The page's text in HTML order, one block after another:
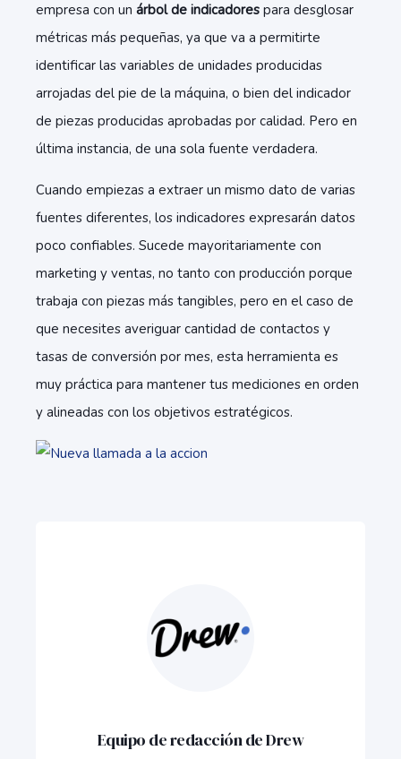
empresa con un árbol de indicadores para desglosar
métricas más pequeñas, ya que va a permitirte
identificar las variables de unidades producidas
arrojadas del pie de la máquina, o bien del indicador
de piezas producidas aprobadas por calidad. Pero en
última instancia, de una sola fuente verdadera.
Cuando empiezas a extraer un mismo dato de varias
fuentes diferentes, los indicadores expresarán datos
poco confiables. Sucede mayoritariamente con
marketing y ventas, no tanto con producción porque
trabaja con piezas más tangibles, pero en el caso de
que necesites averiguar cantidad de contactos y
tasas de conversión por mes, esta herramienta es
muy práctica para mantener tus mediciones en orden
y alineadas con los objetivos estratégicos.
Equipo de redacción de Drew